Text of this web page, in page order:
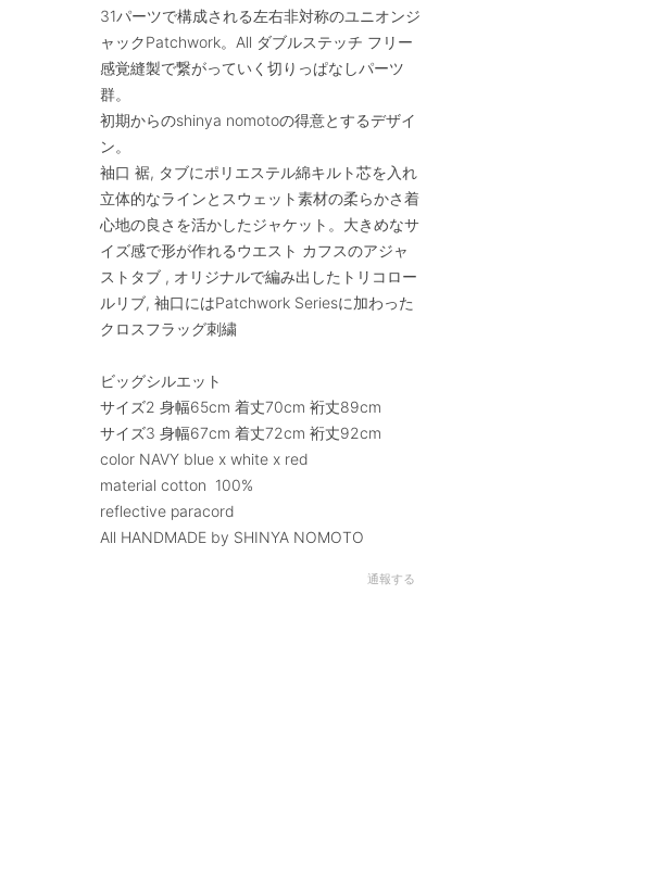
31パーツで構成される左右非対称のユニオンジ
ャックPatchwork。All ダブルステッチ フリー
感覚縫製で繋がっていく切りっぱなしパーツ
群。
初期からのshinya nomotoの得意とするデザイ
ン。
袖口 裾, タブにポリエステル綿キルト芯を入れ
立体的なラインとスウェット素材の柔らかさ着
心地の良さを活かしたジャケット。大きめなサ
イズ感で形が作れるウエスト カフスのアジャ
ストタブ , オリジナルで編み出したトリコロー
ルリブ, 袖口にはPatchwork Seriesに加わった
クロスフラッグ刺繍
ビッグシルエット
サイズ2 身幅65cm 着丈70cm 裄丈89cm
サイズ3 身幅67cm 着丈72cm 裄丈92cm
color NAVY blue x white x red
material cotton 100%
reflective paracord
All HANDMADE by SHINYA NOMOTO
通報する